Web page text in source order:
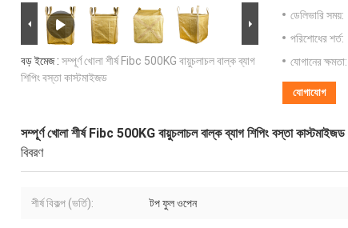
বড় ইমেজ : সম্পূর্ণ খোলা শীর্ষ Fibc 500KG বায়ুচলাচল বাল্ক ব্যাগ
শিপিং বস্তা কাস্টমাইজড
ডেলিভারি সময়:
পরিশোধের শর্ত:
যোগানের ক্ষমতা:
যোগাযোগ
সম্পূর্ণ খোলা শীর্ষ Fibc 500KG বায়ুচলাচল বাল্ক ব্যাগ শিপিং বস্তা কাস্টমাইজড
বিবরণ
শীর্ষ বিকল্প (ভর্তি): টপ ফুল ওপেন